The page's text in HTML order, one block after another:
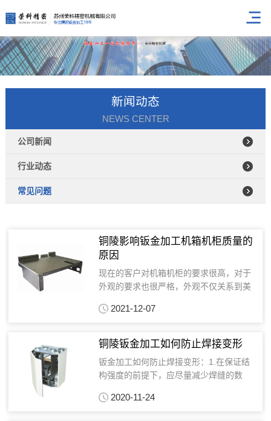
新闻动态
NEWS CENTER
公司新闻
行业动态
常见问题
铜陵影响钣金加工机箱机柜质量的
原因
现在的客户对机箱机柜的要求很高，对于
外观的要求也很严格，外观不仅关系到美
时也对日后的使用有着很大的作用。 对于
外观影响产品质量，...
2021-12-07
铜陵钣金加工如何防止焊接变形
钣金加工如何防止焊接变形：1.在保证结
构强度的前提下，应尽量减少焊缝的数
应避免集中在一个小的区域内，平行的焊
2020-11-24